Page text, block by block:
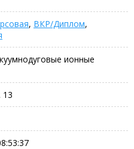
, ВКР/Диплом,
ионные
13